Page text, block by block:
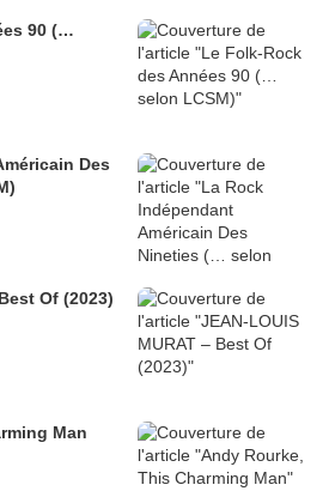
90 (…
Des
Of (2023)
Man